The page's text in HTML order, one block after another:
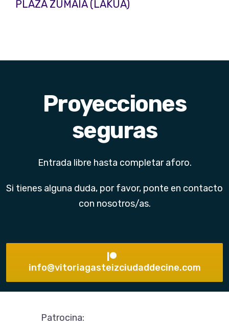
PLAZA ZUMAIA (LAKUA)
Proyecciones
seguras
Entrada libre hasta completar aforo.
Si tienes alguna duda, por favor, ponte en contacto
con nosotros/as.
info@vitoriagasteizciudaddecine.com
Patrocina: